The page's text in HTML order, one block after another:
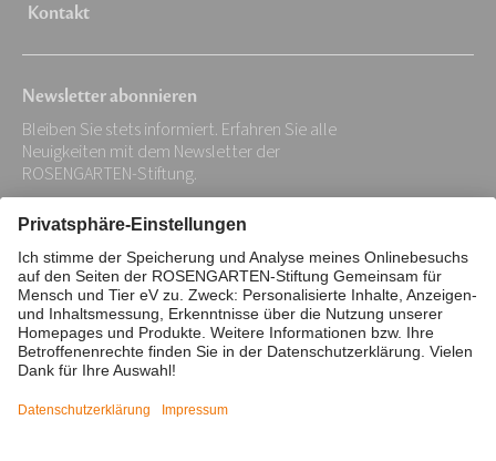
Kontakt
Newsletter abonnieren
Bleiben Sie stets informiert. Erfahren Sie alle
Neuigkeiten mit dem Newsletter der
ROSENGARTEN-Stiftung.
Ihre
E-
Mail-
Adresse:
*
Impressum
Datenschutz
Barrierefreiheitserklärung